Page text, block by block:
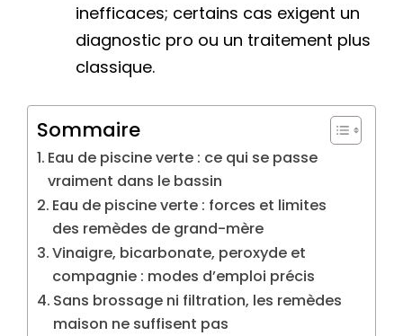
inefficaces; certains cas exigent un
diagnostic pro ou un traitement plus
classique.
Sommaire
Eau de piscine verte : ce qui se passe
vraiment dans le bassin
Eau de piscine verte : forces et limites
des remèdes de grand-mère
Vinaigre, bicarbonate, peroxyde et
compagnie : modes d’emploi précis
Sans brossage ni filtration, les remèdes
maison ne suffisent pas